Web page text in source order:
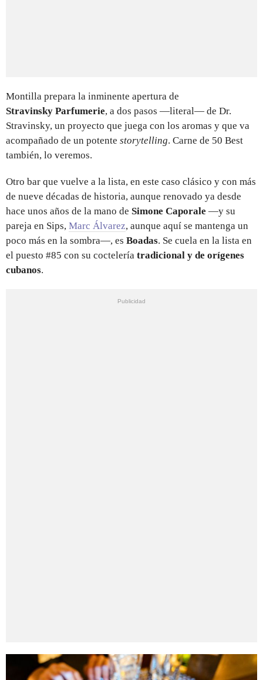
Montilla prepara la inminente apertura de
Stravinsky Parfumerie, a dos pasos —literal— de Dr.
Stravinsky, un proyecto que juega con los aromas y que va
acompañado de un potente storytelling. Carne de 50 Best
también, lo veremos.
Otro bar que vuelve a la lista, en este caso clásico y con más
de nueve décadas de historia, aunque renovado ya desde
hace unos años de la mano de Simone Caporale —y su
pareja en Sips, Marc Álvarez, aunque aquí se mantenga un
poco más en la sombra—, es Boadas. Se cuela en la lista en
el puesto #85 con su coctelería tradicional y de orígenes
cubanos.